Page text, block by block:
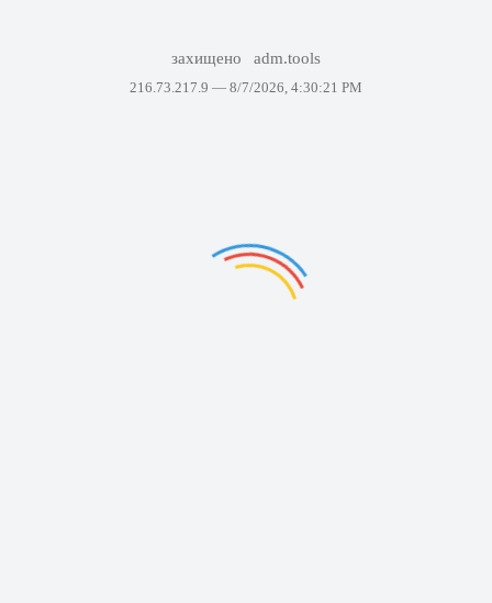
захищено adm.tools
216.73.217.9 — 8/7/2026, 4:30:21 PM